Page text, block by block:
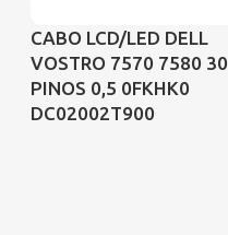
CABO LCD/LED DELL
VOSTRO 7570 7580 30
PINOS 0,5 0FKHK0
DC02002T900